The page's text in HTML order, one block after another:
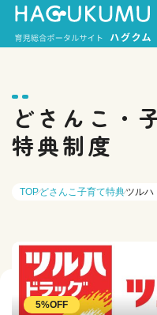
どさんこ・
特典制度
TOPどさんこ子育て特典ツル
5%OFF